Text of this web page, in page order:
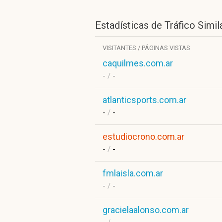
Estadísticas de Tráfico
VISITANTES / PÁGINAS VISTAS
caquilmes.com.ar
- / -
atlanticsports.com.ar
- / -
estudiocrono.com.ar
- / -
fmlaisla.com.ar
- / -
gracielaalonso.com.ar